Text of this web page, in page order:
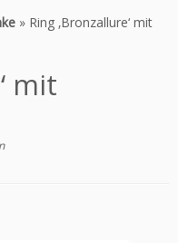
» Ring ‚Bronzallure‘ mit
mit